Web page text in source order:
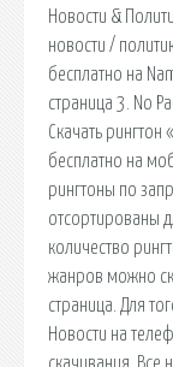
Новости &
новости /
бесплатно на
страница 3. No
Скачать
бесплатно на
рингтоны по
отсортированы
количество
жанров можно
страница. Для
Новости на
скачивания. Все